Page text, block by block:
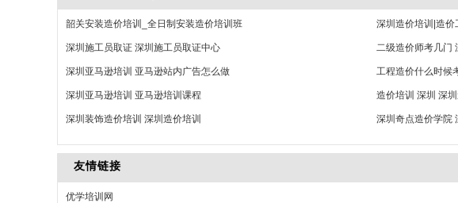
韶关安装造价培训_全日制安装造价培训班 深圳造价培训|造价
深圳施工员取证 深圳施工员取证中心 二级造价师考几门
深圳亚马逊培训 亚马逊站内广告怎么做 工程造价什么时候
深圳亚马逊培训 亚马逊培训课程 造价培训 深圳 深
深圳装饰造价培训 深圳造价培训 深圳奇点造价学院
友情链接
优学培训网